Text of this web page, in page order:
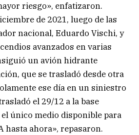
riesgo», enfatizaron.
de 2021, luego de las
nacional, Eduardo Vischi, y
avanzados en varias
un avión hidrante
que se trasladó desde otra
ese día en un siniestro
el 29/12 a la base
único medio disponible para
hasta ahora», repasaron.